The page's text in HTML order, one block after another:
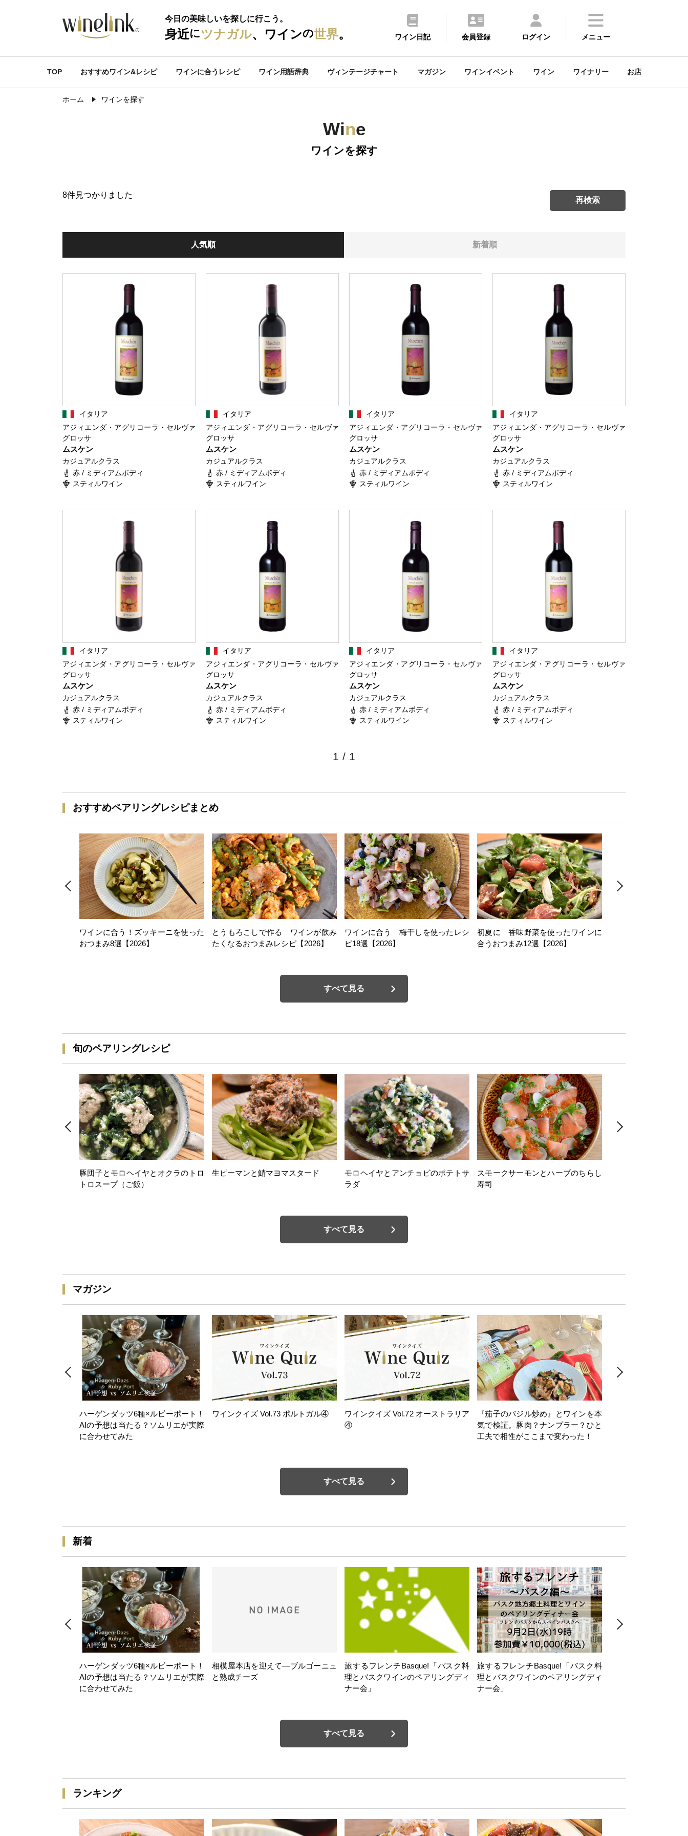
今日の美味しいを探しに行こう。
身近にツナガル、ワインの世界。 ワイン日記 会員登録 ログイン メニュー
TOP おすすめワイン&レシピ ワインに合うレシピ ワイン用語辞典 ヴィンテージチャート マガジン ワインイベント ワイン ワイナリー お店
ホーム ワインを探す
Wine
ワインを探す
8件見つかりました
再検索
人気順 新着順
イタリア
アジィエンダ・アグリコーラ・セルヴァ
グロッサ
ムスケン
カジュアルクラス
赤 / ミディアムボディ
スティルワイン
イタリア
アジィエンダ・アグリコーラ・セルヴァ
グロッサ
ムスケン
カジュアルクラス
赤 / ミディアムボディ
スティルワイン
イタリア
アジィエンダ・アグリコーラ・セルヴァ
グロッサ
ムスケン
カジュアルクラス
赤 / ミディアムボディ
スティルワイン
イタリア
アジィエンダ・アグリコーラ・セルヴァ
グロッサ
ムスケン
カジュアルクラス
赤 / ミディアムボディ
スティルワイン
イタリア
アジィエンダ・アグリコーラ・セルヴァ
グロッサ
ムスケン
カジュアルクラス
赤 / ミディアムボディ
スティルワイン
イタリア
アジィエンダ・アグリコーラ・セルヴァ
グロッサ
ムスケン
カジュアルクラス
赤 / ミディアムボディ
スティルワイン
イタリア
アジィエンダ・アグリコーラ・セルヴァ
グロッサ
ムスケン
カジュアルクラス
赤 / ミディアムボディ
スティルワイン
イタリア
アジィエンダ・アグリコーラ・セルヴァ
グロッサ
ムスケン
カジュアルクラス
赤 / ミディアムボディ
スティルワイン
1 / 1
おすすめペアリングレシピまとめ
ワインに合う！ズッキーニを使った
おつまみ8選【2026】
とうもろこしで作る ワインが飲み
たくなるおつまみレシピ【2026】
ワインに合う 梅干しを使ったレシ
ピ18選【2026】
初夏に 香味野菜を使ったワインに
合うおつまみ12選【2026】
すべて見る
旬のペアリングレシピ
豚団子とモロヘイヤとオクラのトロ
トロスープ（ご飯）
生ピーマンと鯖マヨマスタード
モロヘイヤとアンチョビのポテトサ
ラダ
スモークサーモンとハーブのちらし
寿司
すべて見る
マガジン
ハーゲンダッツ6種×ルビーポート！
AIの予想は当たる？ソムリエが実際
に合わせてみた
ワインクイズ Vol.73 ポルトガル④
ワインクイズ Vol.72 オーストラリア
④
『茄子のバジル炒め』とワインを本
気で検証。豚肉？ナンプラー？ひと
工夫で相性がここまで変わった！
すべて見る
新着
ハーゲンダッツ6種×ルビーポート！
AIの予想は当たる？ソムリエが実際
に合わせてみた
相模屋本店を迎えて―ブルゴーニュ
と熟成チーズ
旅するフレンチBasque!「バスク料
理とバスクワインのペアリングディ
ナー会」
旅するフレンチBasque!「バスク料
理とバスクワインのペアリングディ
ナー会」
すべて見る
ランキング